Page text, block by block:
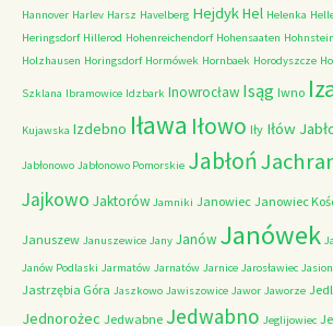
Hannover Harlev Harsz Havelberg HejdykHel Helenka
Heringsdorf Hillerod Hohenreichendorf Hohensaaten Hohnstein
Holzhausen Horingsdorf Hormówek Hornbaek Horodyszcze
Szklana Ibramowice Idzbark Inowrocław Isąg Iwno
Kujawska Izdebno Iława Iłowo Iły Iłów
Jabłonowo Jabłonowo Pomorskie Jabłoń
Jajkowo Jaktorów Jamniki Janowiec Janowiec
Januszew Januszewice Jany Janów Janówek
Janów Podlaski Jarmatów Jarnatów Jarnice Jarosławiec
Jastrzębia Góra Jaszkowo Jawiszowice Jawor Jaworze
Jednorożec Jedwabne Jedwabno Jeglijowiec